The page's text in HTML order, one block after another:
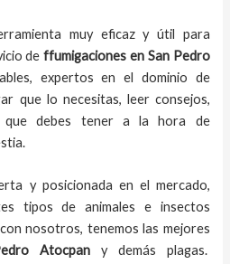
muy eficaz y útil para
deffumigaciones en San Pedro
expertos en el dominio de
que lo necesitas, leer consejos,
que debes tener a la hora de
y posicionada en el mercado,
tipos de animales e insectos
nosotros, tenemos las mejores
Atocpany demás plagas.